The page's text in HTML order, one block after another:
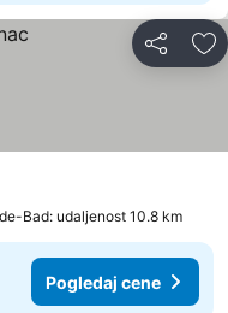
Deli
Bad: udaljenost 10.8 km
Pogledaj cene